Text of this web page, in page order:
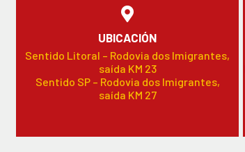
UBICACIÓN
Sentido Litoral – Rodovia dos Imigrantes,
saída KM 23
Sentido SP – Rodovia dos Imigrantes,
saída KM 27